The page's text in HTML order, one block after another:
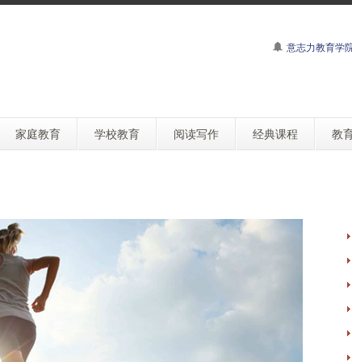
意志力教育学
家庭教育 学校教育 阅读写作 经典课程 教